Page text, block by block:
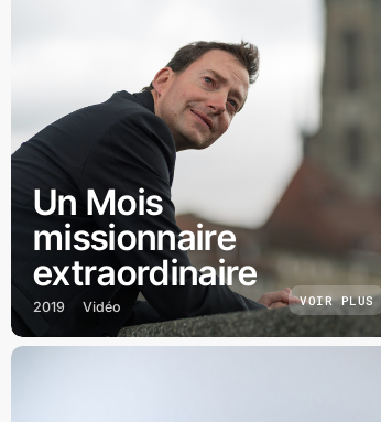
Un Mois
missionnaire
extraordinaire
2019 Vidéo VOIR PLUS